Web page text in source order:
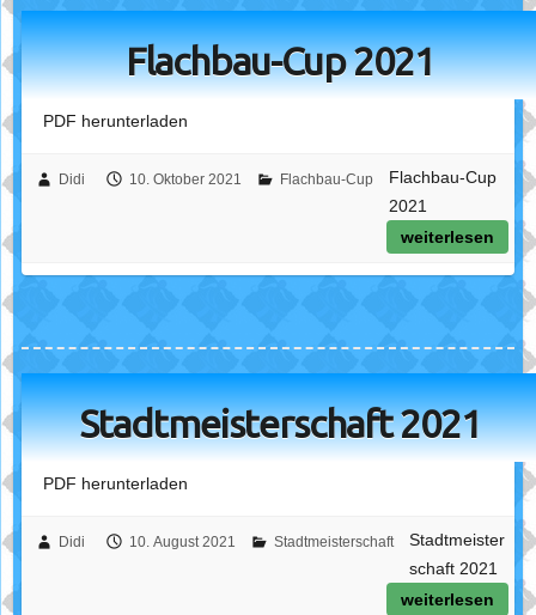
Flachbau-Cup 2021
PDF herunterladen
Didi 10. Oktober 2021 Flachbau-Cup
Flachbau-Cup
2021
weiterlesen
Stadtmeisterschaft 2021
PDF herunterladen
Didi 10. August 2021 Stadtmeisterschaft
Stadtmeister
schaft 2021
weiterlesen